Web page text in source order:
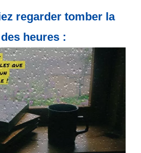
regarder tomber la
heures :